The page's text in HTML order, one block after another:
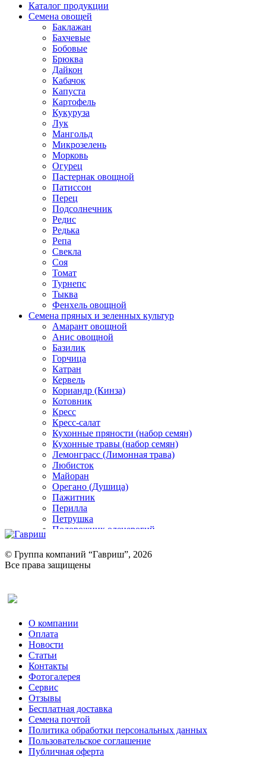
Каталог продукции
Семена овощей
Баклажан
Бахчевые
Бобовые
Брюква
Дайкон
Кабачок
Капуста
Картофель
Кукуруза
Лук
Мангольд
Микрозелень
Морковь
Огурец
Пастернак овощной
Патиссон
Перец
Подсолнечник
Редис
Редька
Репа
Свекла
Соя
Томат
Турнепс
Тыква
Фенхель овощной
Семена пряных и зеленных культур
Амарант овощной
Анис овощной
Базилик
Горчица
Катран
Кервель
Кориандр (Кинза)
Котовник
Кресс
Кресс-салат
Кухонные пряности (набор семян)
Кухонные травы (набор семян)
Лемонграсс (Лимонная трава)
Любисток
Майоран
Орегано (Душица)
Пажитник
Перилла
Петрушка
Подорожник оленерогий
Ревень
Рукола
Рута
Тмин
Трава для чая
Туласи
Укроп
Фенхель пряный
Хризантема овощная
Цикорий пряный
Цикорий салатный (Витлуф)
Черемша
Шпинат
Щавель
Эндивий
Эстрагон
© Группа компаний “Гавриш”, 2026
Все права защищены
О компании
Оплата
Новости
Статьи
Контакты
Фотогалерея​
Сервис
Отзывы
Бесплатная доставка
Семена почтой
Политика обработки персональных данных
Пользовательское соглашение
Публичная оферта